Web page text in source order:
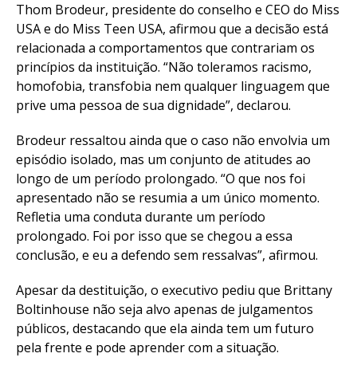
Thom Brodeur, presidente do conselho e CEO do Miss
USA e do Miss Teen USA, afirmou que a decisão está
relacionada a comportamentos que contrariam os
princípios da instituição. “Não toleramos racismo,
homofobia, transfobia nem qualquer linguagem que
prive uma pessoa de sua dignidade”, declarou.
Brodeur ressaltou ainda que o caso não envolvia um
episódio isolado, mas um conjunto de atitudes ao
longo de um período prolongado. “O que nos foi
apresentado não se resumia a um único momento.
Refletia uma conduta durante um período
prolongado. Foi por isso que se chegou a essa
conclusão, e eu a defendo sem ressalvas”, afirmou.
Apesar da destituição, o executivo pediu que Brittany
Boltinhouse não seja alvo apenas de julgamentos
públicos, destacando que ela ainda tem um futuro
pela frente e pode aprender com a situação.